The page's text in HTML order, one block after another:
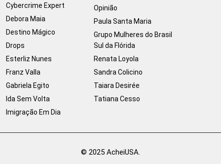
Cybercrime Expert
Debora Maia
Destino Mágico
Drops
Esterliz Nunes
Franz Valla
Gabriela Egito
Ida Sem Volta
Imigração Em Dia
Opinião
Paula Santa Maria
Grupo Mulheres do Brasil
Sul da Flórida
Renata Loyola
Sandra Colicino
Taiara Desirée
Tatiana Cesso
© 2025 AcheiUSA.